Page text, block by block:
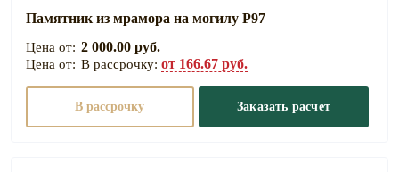
Памятник из мрамора на могилу Р97
2 000.00 руб.
В рассрочку: от 166.67 руб.
В рассрочку Заказать расчет